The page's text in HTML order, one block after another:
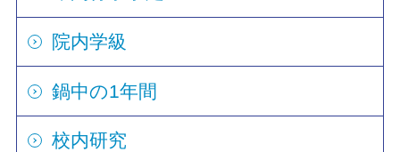
院内学級
鍋中の1年間
校内研究